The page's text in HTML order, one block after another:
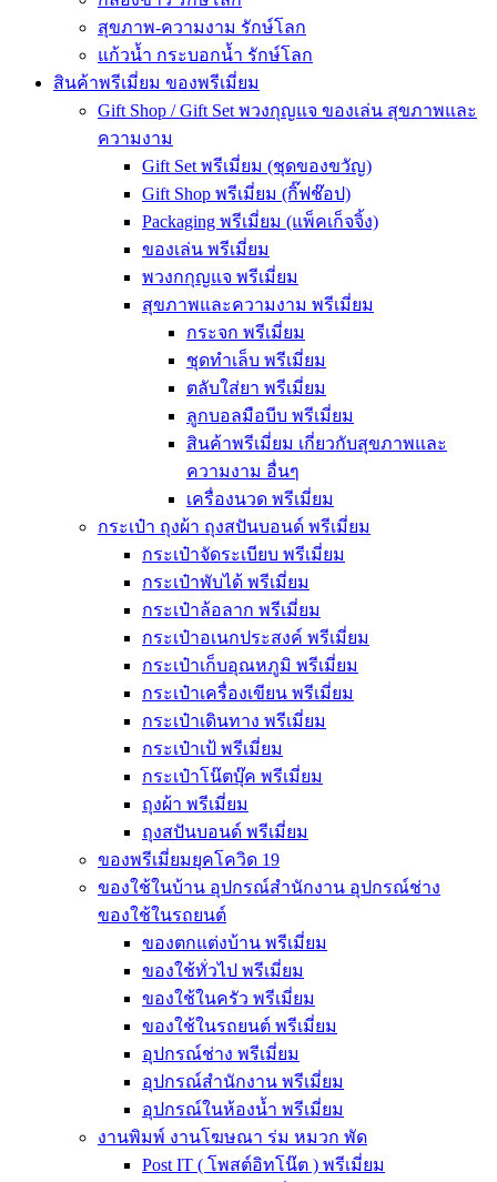
สุขภาพ-ความงาม รักษ์โลก
แก้วน้ำ กระบอกน้ำ รักษ์โลก
สินค้าพรีเมี่ยม ของพรีเมี่ยม
Gift Shop / Gift Set พวงกุญแจ ของเล่น สุขภาพและ
ความงาม
Gift Set พรีเมี่ยม (ชุดของขวัญ)
Gift Shop พรีเมี่ยม (กิ๊ฟช๊อป)
Packaging พรีเมี่ยม (แพ็คเก็จจิ้ง)
ของเล่น พรีเมี่ยม
พวงกกุญแจ พรีเมี่ยม
สุขภาพและความงาม พรีเมี่ยม
กระจก พรีเมี่ยม
ชุดทำเล็บ พรีเมี่ยม
ตลับใส่ยา พรีเมี่ยม
ลูกบอลมือบีบ พรีเมี่ยม
สินค้าพรีเมี่ยม เกี่ยวกับสุขภาพและ
ความงาม อื่นๆ
เครื่องนวด พรีเมี่ยม
กระเป๋า ถุงผ้า ถุงสปันบอนด์ พรีเมี่ยม
กระเป๋าจัดระเบียบ พรีเมี่ยม
กระเป๋าพับได้ พรีเมี่ยม
กระเป๋าล้อลาก พรีเมี่ยม
กระเป๋าอเนกประสงค์ พรีเมี่ยม
กระเป๋าเก็บอุณหภูมิ พรีเมี่ยม
กระเป๋าเครื่องเขียน พรีเมี่ยม
กระเป๋าเดินทาง พรีเมี่ยม
กระเป๋าเป้ พรีเมี่ยม
กระเป๋าโน๊ตบุ๊ค พรีเมี่ยม
ถุงผ้า พรีเมี่ยม
ถุงสปันบอนด์ พรีเมี่ยม
ของพรีเมี่ยมยุคโควิด 19
ของใช้ในบ้าน อุปกรณ์สำนักงาน อุปกรณ์ช่าง
ของใช้ในรถยนต์
ของตกแต่งบ้าน พรีเมี่ยม
ของใช้ทั่วไป พรีเมี่ยม
ของใช้ในครัว พรีเมี่ยม
ของใช้ในรถยนต์ พรีเมี่ยม
อุปกรณ์ช่าง พรีเมี่ยม
อุปกรณ์สำนักงาน พรีเมี่ยม
อุปกรณ์ในห้องน้ำ พรีเมี่ยม
งานพิมพ์ งานโฆษณา ร่ม หมวก พัด
Post IT ( โพสต์อิทโน๊ต ) พรีเมี่ยม